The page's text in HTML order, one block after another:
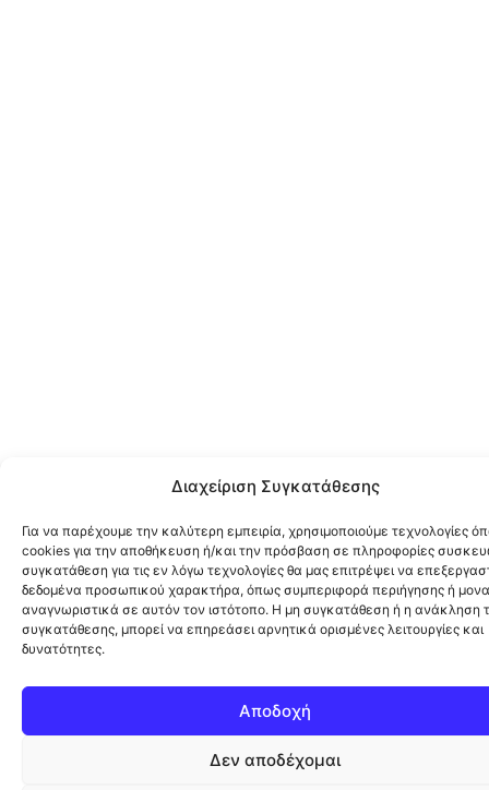
Διαχείριση Συγκατάθεσης
Για να παρέχουμε την καλύτερη εμπειρία, χρησιμοποιούμε τεχνολογίες
cookies για την αποθήκευση ή/και την πρόσβαση σε πληροφορίες
συγκατάθεση για τις εν λόγω τεχνολογίες θα μας επιτρέψει να
δεδομένα προσωπικού χαρακτήρα, όπως συμπεριφορά περιήγησης ή
αναγνωριστικά σε αυτόν τον ιστότοπο. Η μη συγκατάθεση ή η ανάκληση
συγκατάθεσης, μπορεί να επηρεάσει αρνητικά ορισμένες λειτουργίες και
δυνατότητες.
Αποδοχή
Δεν αποδέχομαι